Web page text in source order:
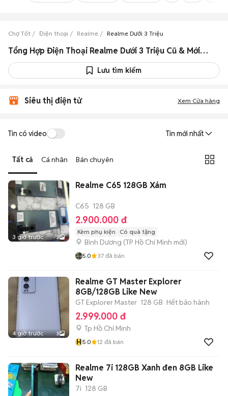
Chợ Tốt Điện thoại Realme Realme Dưới 3 Triệu
Tổng Hợp Điện Thoại Realme Dưới 3 Triệu Cũ & Mới T08/2026
Lưu tìm kiếm
Siêu thị điện tử Xem Cửa hàng
Tin có video Tin mới nhất
Tất cả Cá nhân Bán chuyên
3 giờ trước 3
Realme C65 128GB Xám
C65 128 GB
2.900.000 đ
Kèm phụ kiện Có quà tặng
Bình Dương (TP Hồ Chí Minh mới)
5.0 37 đã bán
4 giờ trước 3
Realme GT Master Explorer
8GB/128GB Like New
GT Explorer Master 128 GB Hết bảo hành
2.999.000 đ
Tp Hồ Chí Minh
H5.0 12 đã bán
Realme 7i 128GB Xanh đen 8GB Like
New
7i 128 GB